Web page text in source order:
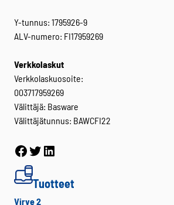
Y-tunnus: 1795926-9
ALV-numero: FI17959269
Verkkolaskut
Verkkolaskuosoite:
003717959269
Välittäjä: Basware
Välittäjätunnus: BAWCFI22
Tuotteet
Virve 2